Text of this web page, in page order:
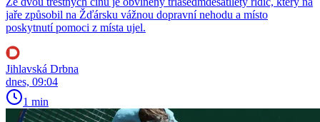
jaře způsobil na Žďársku vážnou dopravní nehodu a místo
poskytnutí pomoci z místa ujel.
Jihlavská Drbna
dnes, 09:04
1 min